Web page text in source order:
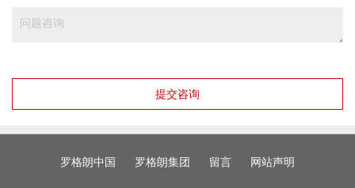
提交咨询
罗格朗中国 罗格朗集团 留言 网站声明